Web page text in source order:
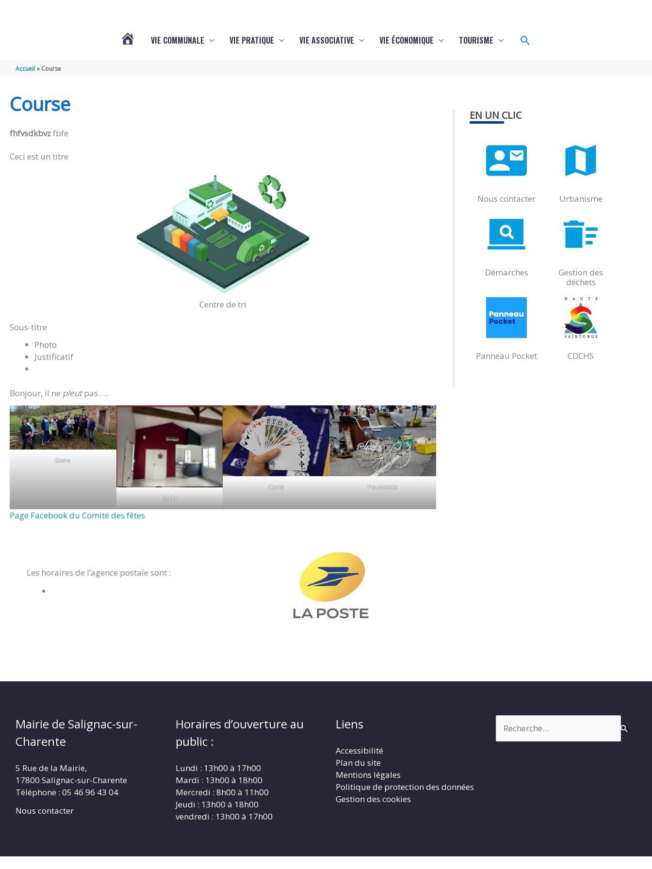
VIE COMMUNALE VIE PRATIQUE VIE ASSOCIATIVE VIE ÉCONOMIQUE TOURISME Rechercher
Accueil Course
Course
fhfvsdkbvzfbfe
Ceci est un titre
Centre de tri
Sous-titre
Photo
Justificatif
Bonjour, il ne pleutpas…..
Gens
Salle
Carte Poussette
Page Facebook du Comité des fêtes
Les horaires de l’agence postale sont :
EN UN CLIC
Nous contacter Urbanisme
Démarches
Gestion des
déchets
Panneau Pocket CDCHS
Mairie de Salignac-sur-
Charente
5 Rue de la Mairie,
17800 Salignac-sur-Charente
Téléphone : 05 46 96 43 04
Nous contacter
Horaires d’ouverture au
public :
Lundi : 13h00 à 17h00
Mardi : 13h00 à 18h00
Mercredi : 8h00 à 11h00
Jeudi : 13h00 à 18h00
vendredi : 13h00 à 17h00
Liens
Accessibilité
Plan du site
Mentions légales
Politique de protection des données
Gestion des cookies